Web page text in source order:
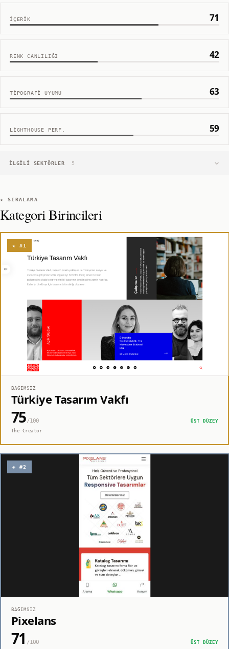
İÇERIK 71
RENK CANLILIĞI 42
TIPOGRAFI UYUMU 63
LIGHTHOUSE PERF. 59
İLGILI SEKTÖRLER 5
★ SIRALAMA
Kategori Birincileri
★ #1
BAĞIMSIZ
Türkiye Tasarım Vakfı
75/100
ÜST DÜZEY
The Creator
◈ #2
BAĞIMSIZ
Pixelans
71 /100 ÜST DÜZEY